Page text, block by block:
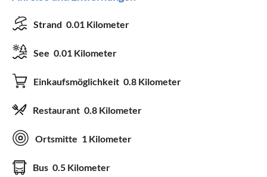
Strand 0.01 Kilometer
See 0.01 Kilometer
Einkaufsmöglichkeit 0.8 Kilometer
Restaurant 0.8 Kilometer
Ortsmitte 1 Kilometer
Bus 0.5 Kilometer